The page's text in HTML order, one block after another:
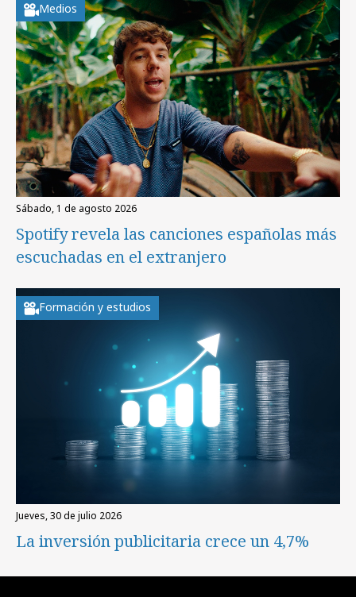
Medios
sábado, 1 de agosto 2026
Spotify revela las canciones españolas más
escuchadas en el extranjero
Formación y estudios
jueves, 30 de julio 2026
La inversión publicitaria crece un 4,7%